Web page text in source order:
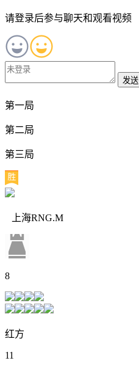
请登录后参与聊天和观看视频
发送
第一局
第二局
第三局
上海RNG.M
8
红方
11